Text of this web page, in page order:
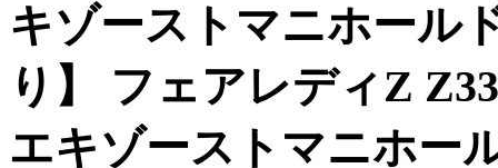
キゾーストマニホール
り】 フェアレディZ
エキゾーストマニホー